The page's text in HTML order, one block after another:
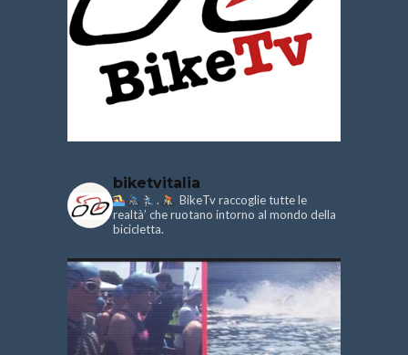
biketvitalia
.
BikeTv raccoglie tutte le
realtà’ che ruotano intorno al mondo della
bicicletta.